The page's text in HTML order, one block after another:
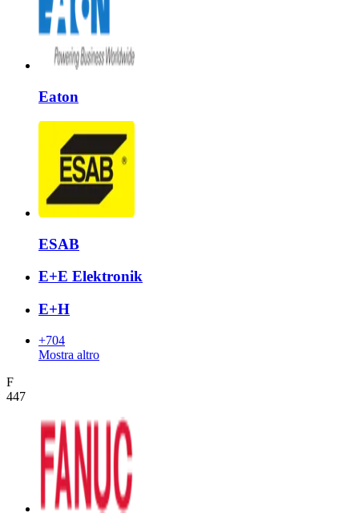
Eaton
ESAB
E+E Elektronik
E+H
+704
Mostra altro
F
447